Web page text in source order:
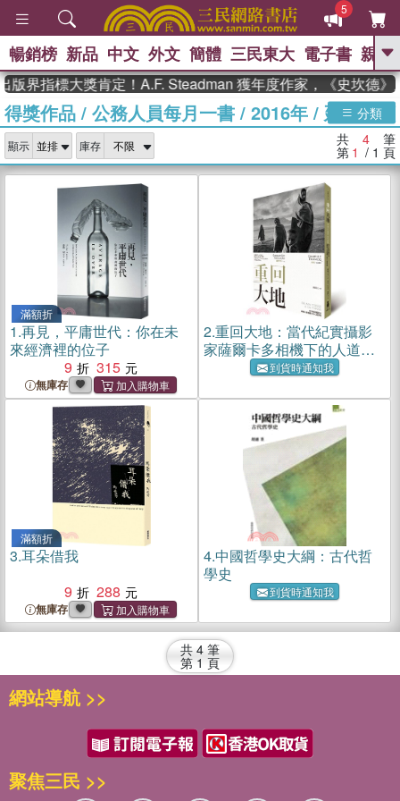
5
GO
熱搜： 東野圭吾 、 The Odyssey 、
父親節 、 如果歷史是一群喵 、 暑期
國際布克獎 臺灣漫遊錄 、 方
念華 、 台灣的李登輝時代 、 數學女
偉大的迷走神經
暢銷榜 新品 中文 外文 簡體 三民東大 電子書 親子
界指標大獎肯定！A.F. Steadman 獲年度作家，《史坎德》
得獎作品 / 公務人員每月一書 / 2016年 / 延伸閱讀
分類
顯示 庫存 共 4 筆
第 1 / 1 頁
滿額折
1.再見，平庸世代：你在未
來經濟裡的位子
9
315
無庫存
2.重回大地：當代紀實攝影
家薩爾卡多相機下的人道呼
到貨時通知我
滿額折
3.耳朵借我
9
288
無庫存
4.中國哲學史大綱：古代哲
學史
到貨時通知我
共 4 筆
第 1 頁
網站導航 >>
聚焦三民 >>